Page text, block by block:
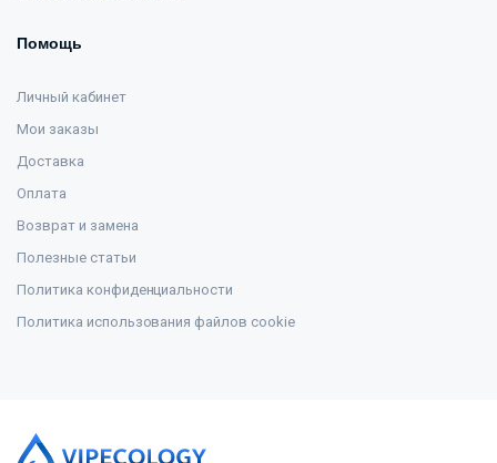
Помощь
Личный кабинет
Мои заказы
Доставка
Оплата
Возврат и замена
Полезные статьи
Политика конфиденциальности
Политика использования файлов cookie